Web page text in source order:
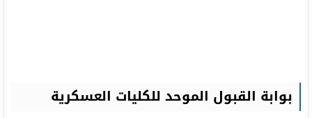
بوابة القبول الموحد للكليات العسكرية